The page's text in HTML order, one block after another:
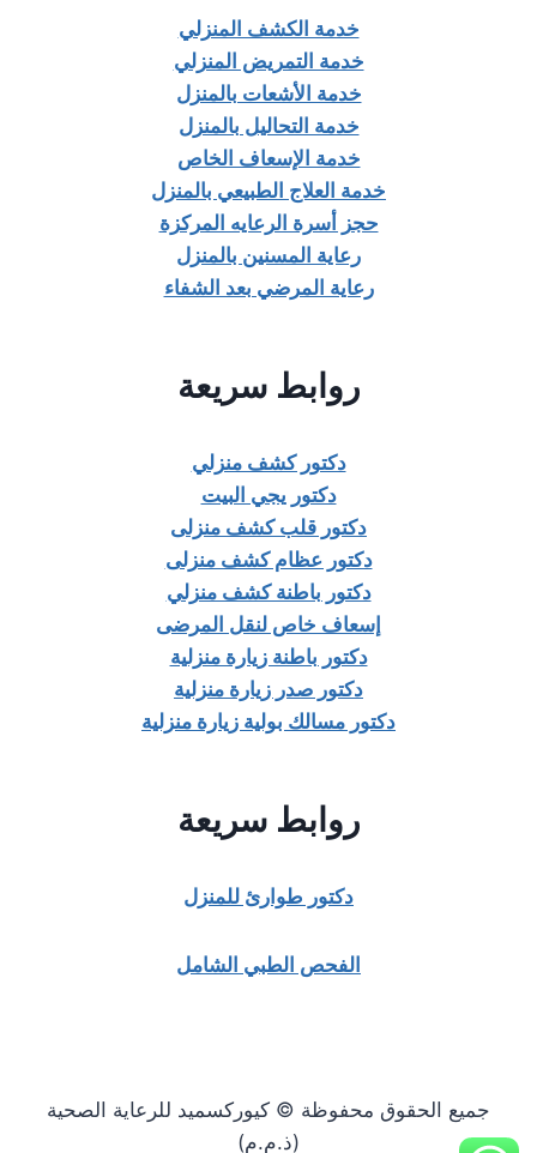
خدمة الكشف المنزلي
خدمة التمريض المنزلي
خدمة الأشعات بالمنزل
خدمة التحاليل بالمنزل
خدمة الإسعاف الخاص
خدمة العلاج الطبيعي بالمنزل
حجز أسرة الرعايه المركزة
رعاية المسنين بالمنزل
رعاية المرضي بعد الشفاء
روابط سريعة
دكتور كشف منزلي
دكتور يجي البيت
دكتور قلب كشف منزلى
دكتور عظام كشف منزلى
دكتور باطنة كشف منزلي
إسعاف خاص لنقل المرضى
دكتور باطنة زيارة منزلية
دكتور صدر زيارة منزلية
دكتور مسالك بولية زيارة منزلية
روابط سريعة
دكتور طوارئ للمنزل
الفحص الطبي الشامل
جميع الحقوق محفوظة © كيوركسميد للرعاية الصحية
(ذ.م.م)